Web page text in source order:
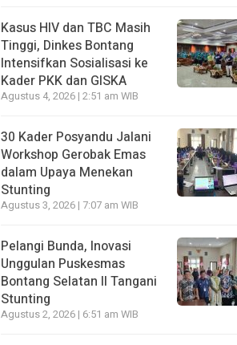
Kasus HIV dan TBC Masih
Tinggi, Dinkes Bontang
Intensifkan Sosialisasi ke
Kader PKK dan GISKA
Agustus 4, 2026 | 2:51 am WIB
30 Kader Posyandu Jalani
Workshop Gerobak Emas
dalam Upaya Menekan
Stunting
Agustus 3, 2026 | 7:07 am WIB
Pelangi Bunda, Inovasi
Unggulan Puskesmas
Bontang Selatan II Tangani
Stunting
Agustus 2, 2026 | 6:51 am WIB